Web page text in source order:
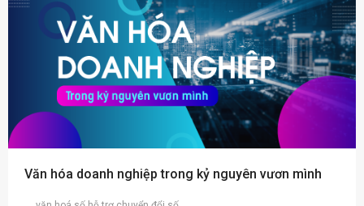
Văn hóa doanh nghiệp trong kỷ nguyên vươn mình